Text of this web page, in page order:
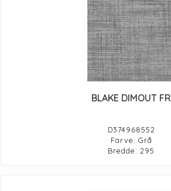
BLAKE DIMOUT FR
D374968552
Farve: Grå
Bredde: 295